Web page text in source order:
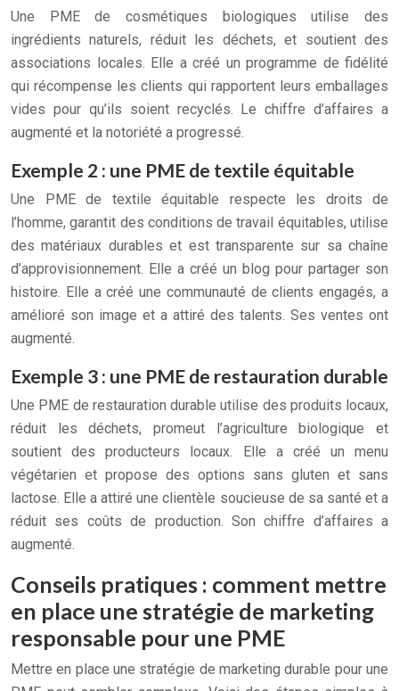
Une PME de cosmétiques biologiques utilise des
ingrédients naturels, réduit les déchets, et soutient des
associations locales. Elle a créé un programme de fidélité
qui récompense les clients qui rapportent leurs emballages
vides pour qu’ils soient recyclés. Le chiffre d’affaires a
augmenté et la notoriété a progressé.
Exemple 2 : une PME de textile équitable
Une PME de textile équitable respecte les droits de
l’homme, garantit des conditions de travail équitables, utilise
des matériaux durables et est transparente sur sa chaîne
d’approvisionnement. Elle a créé un blog pour partager son
histoire. Elle a créé une communauté de clients engagés, a
amélioré son image et a attiré des talents. Ses ventes ont
augmenté.
Exemple 3 : une PME de restauration durable
Une PME de restauration durable utilise des produits locaux,
réduit les déchets, promeut l’agriculture biologique et
soutient des producteurs locaux. Elle a créé un menu
végétarien et propose des options sans gluten et sans
lactose. Elle a attiré une clientèle soucieuse de sa santé et a
réduit ses coûts de production. Son chiffre d’affaires a
augmenté.
Conseils pratiques : comment mettre
en place une stratégie de marketing
responsable pour une PME
Mettre en place une stratégie de marketing durable pour une